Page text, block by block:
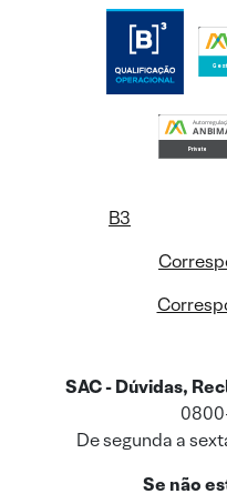
B3
SAC - Dúvidas,
De segunda a
Se não